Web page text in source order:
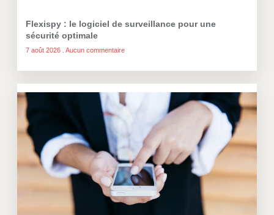
Flexispy : le logiciel de surveillance pour une
sécurité optimale
7 août 2026 Aucun commentaire